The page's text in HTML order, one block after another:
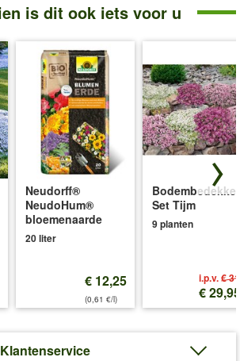
is dit ook iets voor u
Neudorff®
NeudoHum®
bloemenaarde
20 liter
€ 12,25
(0,61 €/l)
Bodembedekker
Set Tijm
9 planten
i.p.v.€
€ 29,95